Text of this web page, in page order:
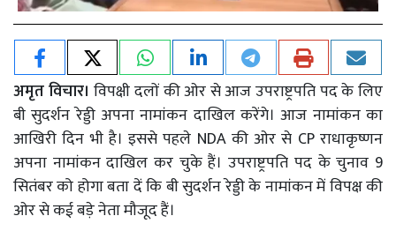
अमृत विचार।विपक्षी दलों की ओर से आज उपराष्ट्रपति पद के लिए
बी सुदर्शन रेड्डी अपना नामांकन दाखिल करेंगे। आज नामांकन का
आखिरी दिन भी है। इससे पहले NDA की ओर से CP राधाकृष्णन
अपना नामांकन दाखिल कर चुके हैं। उपराष्ट्रपति पद के चुनाव 9
सितंबर को होगा बता दें कि बी सुदर्शन रेड्डी के नामांकन में विपक्ष की
ओर से कई बड़े नेता मौजूद हैं।